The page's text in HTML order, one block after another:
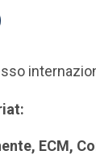
ECM,